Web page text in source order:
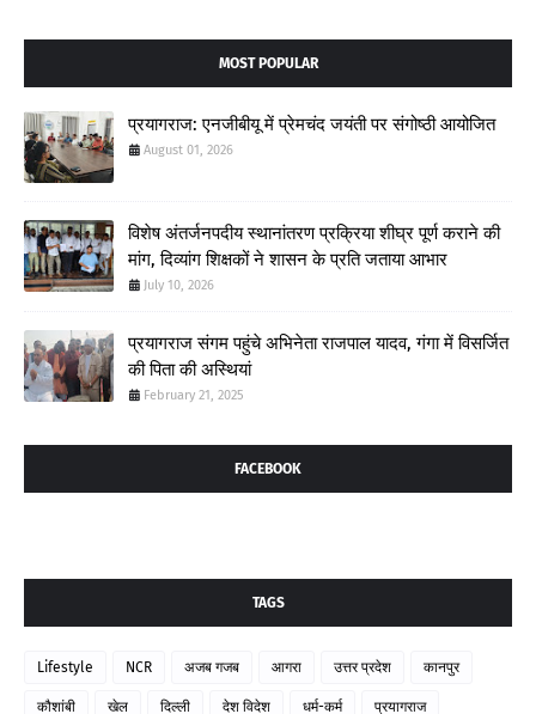
MOST POPULAR
प्रयागराज: एनजीबीयू में प्रेमचंद जयंती पर संगोष्ठी आयोजित
August 01, 2026
विशेष अंतर्जनपदीय स्थानांतरण प्रक्रिया शीघ्र पूर्ण कराने की
मांग, दिव्यांग शिक्षकों ने शासन के प्रति जताया आभार
July 10, 2026
प्रयागराज संगम पहुंचे अभिनेता राजपाल यादव, गंगा में विसर्जित
की पिता की अस्थियां
February 21, 2025
FACEBOOK
TAGS
Lifestyle NCR अजब गजब आगरा उत्तर प्रदेश कानपुर
कौशांबी खेल दिल्ली देश विदेश धर्म-कर्म प्रयागराज